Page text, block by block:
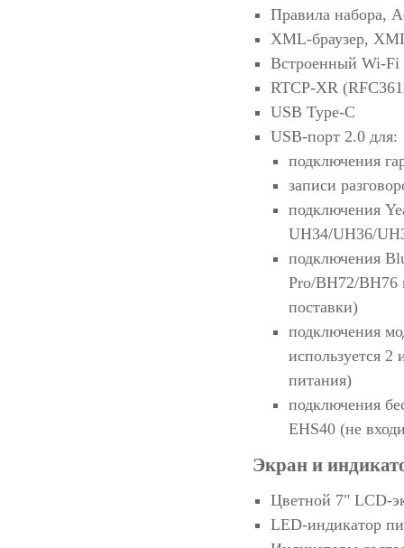
Правила набора,
XML-браузер,
Встроенный Wi-Fi
RTCP-XR
USB Type-C
USB-порт 2.0 для:
подключения
записи
подключения
UH34/UH36/
подключения
Pro/BH72/BH76
поставки)
подключения
используется 2
питания)
подключения
EHS40 (не
Экран и
Цветной 7" LCD-
LED-индикатор